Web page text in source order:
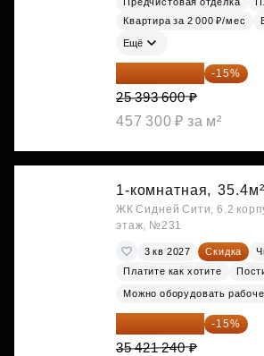
Квартира за 2 000 ₽/мес
Ещё
21 584 560 ₽ -15%
25 393 600 ₽
457 300 ₽ за м²
1-комнатная, 35.4м²
ЖК Сидней Сити, 6.2
этаж, №231
3 кв 2027 Скидка
Платите как хотите
Можно оборудовать
30 108 054 ₽ -15%
35 421 240 ₽